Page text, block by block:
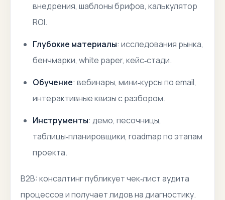
внедрения, шаблоны брифов, калькулятор
ROI.
Глубокие материалы: исследования рынка,
бенчмарки, white paper, кейс‑стади.
Обучение: вебинары, мини‑курсы по email,
интерактивные квизы с разбором.
Инструменты: демо, песочницы,
таблицы‑планировщики, roadmap по этапам
проекта.
B2B: консалтинг публикует чек‑лист аудита
процессов и получает лидов на диагностику.